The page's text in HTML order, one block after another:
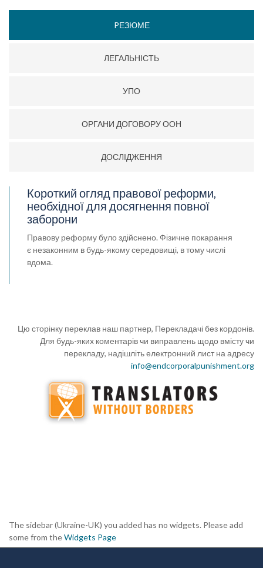
PЕЗЮМЕ
ЛЕГАЛЬНІСТЬ
УПО
ОРГАНИ ДОГОВОРУ ООН
ДОСЛІДЖЕННЯ
Короткий огляд правової реформи,
необхідної для досягнення повної
заборони
Правову реформу було здійснено. Фізичне покарання
є незаконним в будь-якому середовищі, в тому числі
вдома.
Цю сторінку переклав наш партнер, Перекладачі без кордонів.
Для будь-яких коментарів чи виправлень щодо вмісту чи
перекладу, надішліть електронний лист на адресу
info@endcorporalpunishment.org
The sidebar (Ukraine-UK) you added has no widgets. Please add
some from theWidgets Page